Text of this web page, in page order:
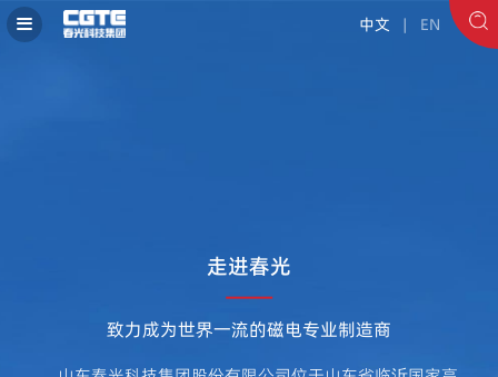
中文 | EN
走进春光
致力成为世界一流的磁电专业制造商